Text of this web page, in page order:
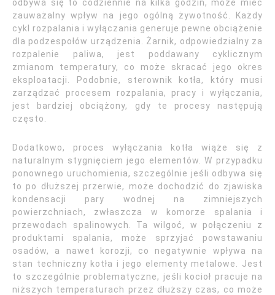
odbywa się to codziennie na kilka godzin, może mieć
zauważalny wpływ na jego ogólną żywotność. Każdy
cykl rozpalania i wyłączania generuje pewne obciążenie
dla podzespołów urządzenia. Żarnik, odpowiedzialny za
rozpalenie paliwa, jest poddawany cyklicznym
zmianom temperatury, co może skracać jego okres
eksploatacji. Podobnie, sterownik kotła, który musi
zarządzać procesem rozpalania, pracy i wyłączania,
jest bardziej obciążony, gdy te procesy następują
często.
Dodatkowo, proces wyłączania kotła wiąże się z
naturalnym stygnięciem jego elementów. W przypadku
ponownego uruchomienia, szczególnie jeśli odbywa się
to po dłuższej przerwie, może dochodzić do zjawiska
kondensacji pary wodnej na zimniejszych
powierzchniach, zwłaszcza w komorze spalania i
przewodach spalinowych. Ta wilgoć, w połączeniu z
produktami spalania, może sprzyjać powstawaniu
osadów, a nawet korozji, co negatywnie wpływa na
stan techniczny kotła i jego elementy metalowe. Jest
to szczególnie problematyczne, jeśli kocioł pracuje na
niższych temperaturach przez dłuższy czas, co może